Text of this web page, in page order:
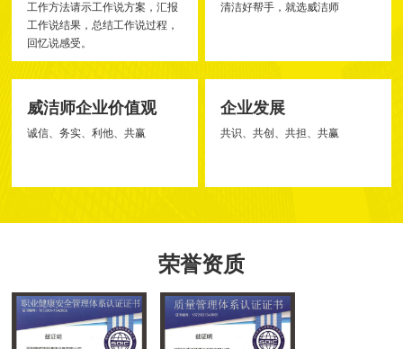
工作方法请示工作说方案，汇报
工作说结果，总结工作说过程，
回忆说感受。
清洁好帮手，就选威洁师
威洁师企业价值观
诚信、务实、利他、共赢
企业发展
共识、共创、共担、共赢
荣誉资质